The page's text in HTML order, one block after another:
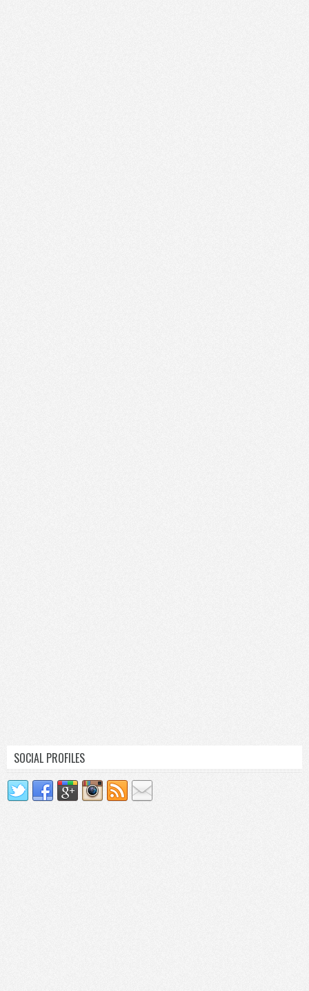
SOCIAL PROFILES